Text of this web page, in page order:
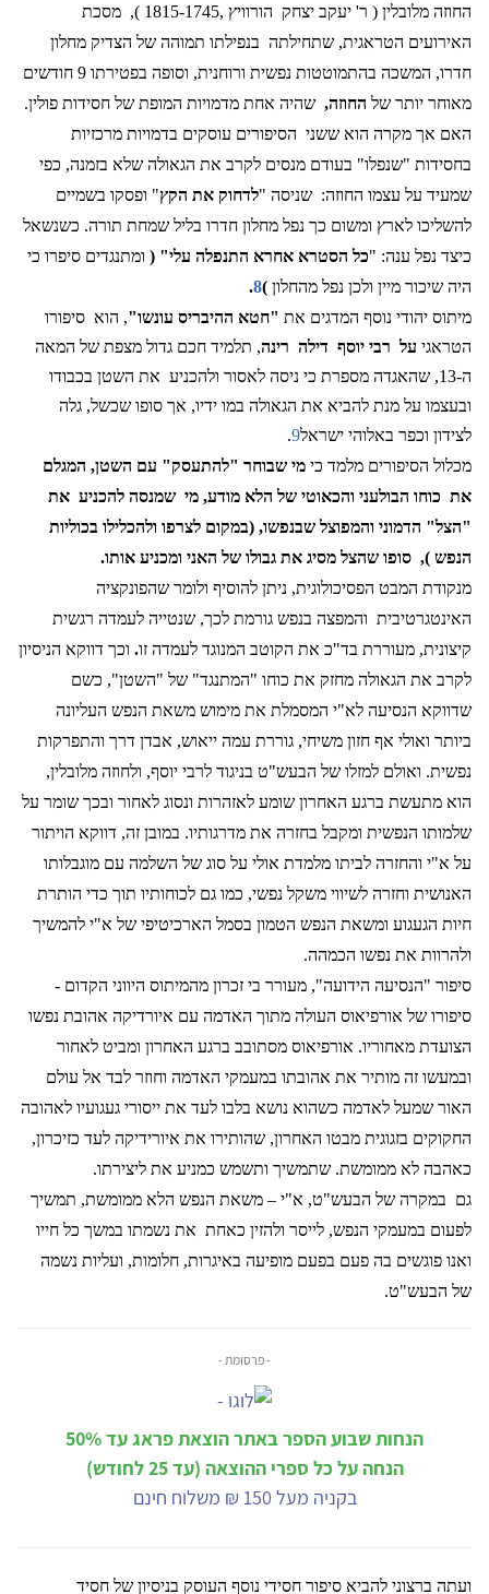
החוזה מלובלין ( ר' יעקב יצחק הורוויץ ,1815-1745 ),
מסכת
האירועים הטראגית, שתחילתה בנפילתו תמוהה של הצדיק מחלון
חדרו, המשכה בהתמוטטות נפשית ורוחנית, וסופה בפטירתו 9 חודשים
מאוחר יותר של החוזה, שהיה אחת מדמויות המופת של חסידות פולין.
האם אך מקרה הוא ששני הסיפורים עוסקים בדמויות מרכזיות
בחסידות "שנפלו" בעודם מנסים לקרב את הגאולה שלא בזמנה, כפי
שמעיד על עצמו החוזה: שניסה "לדחוק את הקץ" ופסקו בשמיים
להשליכו לארץ ומשום כך נפל מחלון חדרו בליל שמחת תורה. כשנשאל
כיצד נפל ענה: "כל הסטרא אחרא התנפלה עלי" ( ומתנגדים סיפרו כי
היה שיכור מיין ולכן נפל מהחלון )
8
.
מיתוס יהודי נוסף המדגים את "חטא ההיבריס עונשו", הוא סיפורו
הטראגי על רבי יוסף דילה רינה, תלמיד חכם גדול מצפת של המאה
ה-13, שהאגדה מספרת כי ניסה לאסור ולהכניע
את השטן בכבודו
ובעצמו על מנת להביא את הגאולה במו ידיו, אך סופו שכשל, גלה
לצידון וכפר באלוהי ישראל9
.
מכלול הסיפורים מלמד כי מי שבוחר "להתעסק" עם השטן, המגלם
את כוחו הבולעני והכאוטי של הלא מודע, מי שמנסה להכניע את
"הצל" הדמוני והמפוצל שבנפשו, (במקום לצרפו ולהכלילו בכוליות
הנפש ), סופו שהצל מסיג את גבולו של האני ומכניע אותו.
מנקודת המבט הפסיכולוגית, ניתן להוסיף ולומר שהפונקציה
האינטגרטיבית והמפצה בנפש גורמת לכך, שנטייה לעמדה רגשית
קיצונית, מעוררת בד"כ את הקוטב המנוגד לעמדה זו. וכך דווקא הניסיון
לקרב את הגאולה מחזק את כוחו "המתנגד" של "השטן", כשם
שדווקא הנסיעה לא"י המסמלת את מימוש משאת הנפש העליונה
ביותר ואולי אף חזון משיחי, גוררת עמה ייאוש, אבדן דרך והתפרקות
נפשית. ואולם למזלו של הבעש"ט בניגוד לרבי יוסף, ולחוזה מלובלין,
הוא מתעשת ברגע האחרון שומע לאזהרות ונסוג לאחור ובכך שומר על
שלמותו הנפשית ומקבל בחזרה את מדרגותיו. במובן זה, דווקא הויתור
על א"י והחזרה לביתו מלמדת אולי על סוג של השלמה עם מוגבלותו
האנושית וחזרה לשיווי משקל נפשי, כמו גם לכוחותיו תוך כדי הותרת
חיות הגעגוע ומשאת הנפש הטמון בסמל הארכיטיפי של א"י להמשיך
ולהרוות את נפשו הכמהה.
סיפור "הנסיעה הידועה", מעורר בי זכרון מהמיתוס היווני הקדום -
סיפורו של אורפיאוס העולה מתוך האדמה עם איורדיקה אהובת נפשו
הצועדת מאחוריו. אורפיאוס מסתובב ברגע האחרון ומביט לאחור
ובמעשו זה מותיר את אהובתו במעמקי האדמה וחוזר לבד אל עולם
האור שמעל לאדמה כשהוא נושא בלבו לעד את ייסורי געגועיו לאהובה
החקוקים בזגוגית מבטו האחרון, שהותירו את איורידיקה לעד כזיכרון,
כאהבה לא ממומשת. שתמשיך ותשמש כמניע את ליצירתו.
גם במקרה של הבעש"ט, א"י – משאת הנפש הלא ממומשת, תמשיך
לפעום במעמקי הנפש, לייסר ולהזין כאחת את נשמתו במשך כל חייו
ואנו פוגשים בה פעם בפעם מופיעה באיגרות, חלומות, ועליות נשמה
של הבעש"ט.
- פרסומת -
הנחות שבוע הספר באתר הוצאת פראג עד 50%
הנחה על כל ספרי ההוצאה (עד 25 לחודש)
בקניה מעל 150 ₪ משלוח חינם
ועתה ברצוני להביא סיפור חסידי נוסף העוסק בניסיון של חסיד